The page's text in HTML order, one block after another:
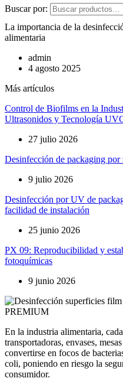
Buscar por:
La importancia de la
alimentaria
admin
4 agosto 2025
Más artículos
Control de Biofilms en la
Ultrasonidos y Tecnología
27 julio 2026
Desinfección de packaging
9 julio 2026
Desinfección por UV de
facilidad de instalación
25 junio 2026
PX 09: Reproducibilidad y
fotoquímicas
9 junio 2026
En la industria alimentaria,
transportadoras, envases,
convertirse en focos de
coli, poniendo en riesgo la
consumidor.